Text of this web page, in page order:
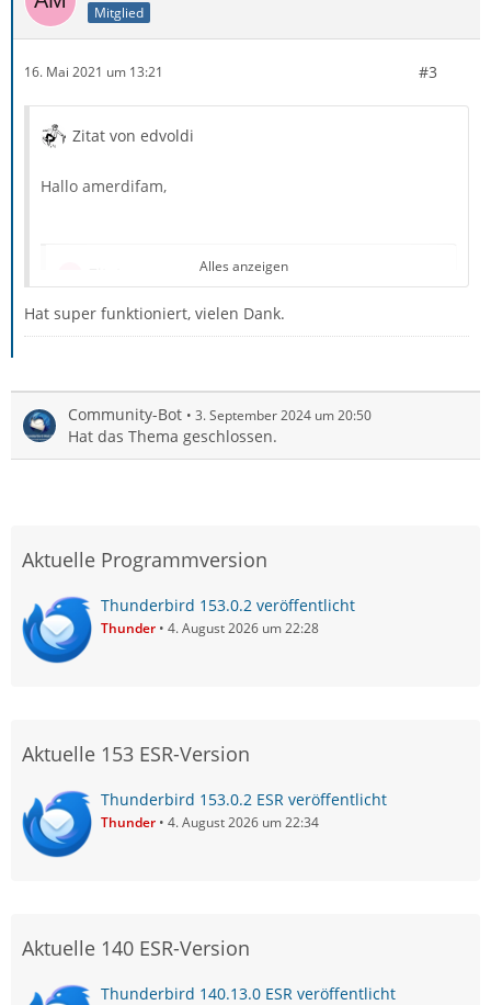
Mitglied
16. Mai 2021 um 13:21 #3
Zitat von edvoldi
Hallo amerdifam,
Zitat von amerdifam
Lightning Calendar Tabs
ich hatte früher auch einmal diese Erweiterung und nur
Probleme damit, Du kannst sie ja einmal zum testen
Teste bitte einmal diese Info:
Bitte alle Google Kalender abbestellen, den Provider for
Google deinstallieren und Thunderbird beende.
Dann im Unterordner
Thunderbird-Profils diese Dateien
installieren und die Kalender neu einrichten.
Eine Sicherung des Profils vor solchen Aktionen, ist nie
ein Fehler.
Gruß
EDV-Oldie
Alles anzeigen
Hat super funktioniert, vielen Dank.
Community-Bot 3. September 2024 um 20:50
Hat das Thema geschlossen.
Aktuelle Programmversion
Thunderbird 153.0.2 veröffentlicht
Thunder 4. August 2026 um 22:28
Aktuelle 153 ESR-Version
Thunderbird 153.0.2 ESR veröffentlicht
Thunder 4. August 2026 um 22:34
Aktuelle 140 ESR-Version
Thunderbird 140.13.0 ESR veröffentlicht